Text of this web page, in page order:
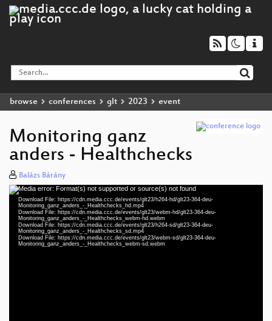
browse conferences glt 2023 event
Monitoring ganz
anders - Healthchecks
Balázs Bárány
Video
Player
Media error: Format(s) not supported or source(s) not found
Download File: https://cdn.media.ccc.de/events/glt23/h264-hd/glt23-364-deu-
Monitoring_ganz_anders_-_Healthchecks_hd.mp4
Download File: https://cdn.media.ccc.de/events/glt23/webm-hd/glt23-364-deu-
Monitoring_ganz_anders_-_Healthchecks_webm-hd.webm
Download File: https://cdn.media.ccc.de/events/glt23/h264-sd/glt23-364-deu-
Monitoring_ganz_anders_-_Healthchecks_sd.mp4
Download File: https://cdn.media.ccc.de/events/glt23/webm-sd/glt23-364-deu-
Monitoring_ganz_anders_-_Healthchecks_webm-sd.webm